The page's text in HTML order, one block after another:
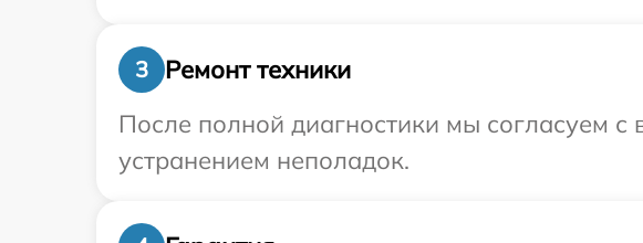
3
Ремонт техники
После полной диагностики мы согласуем
устранением неполадок.